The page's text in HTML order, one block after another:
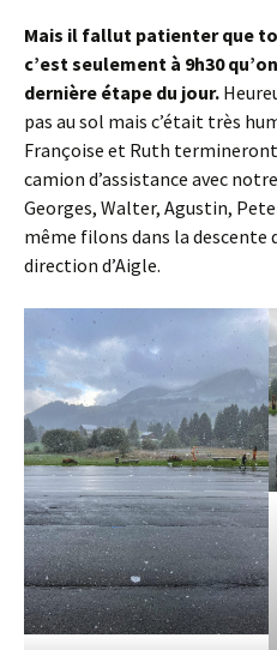
Mais il fallut patienter que
c’est seulement à 9h30
dernière étape du jour.
pas au sol mais c’était très
Françoise et Ruth
camion d’assistance avec
Georges, Walter, Agustin,
même filons dans la descente
direction d’Aigle.